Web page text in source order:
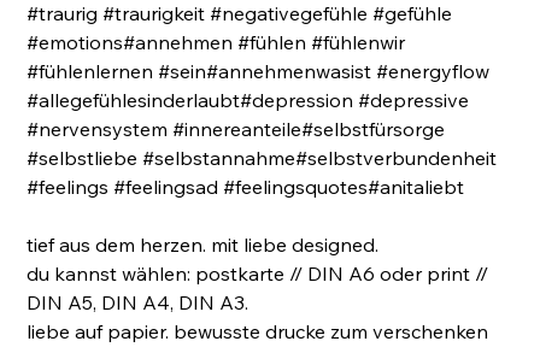
#traurig #traurigkeit #negativegefühle #gefühle
#emotions#annehmen #fühlen #fühlenwir
#fühlenlernen #sein#annehmenwasist #energyflow
#allegefühlesinderlaubt#depression #depressive
#nervensystem #innereanteile#selbstfürsorge
#selbstliebe #selbstannahme#selbstverbundenheit
#feelings #feelingsad #feelingsquotes#anitaliebt
tief aus dem herzen. mit liebe designed.
du kannst wählen: postkarte // DIN A6 oder print //
DIN A5, DIN A4, DIN A3.
liebe auf papier. bewusste drucke zum verschenken